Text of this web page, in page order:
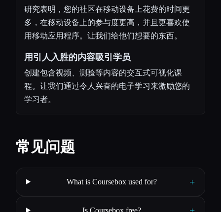
研究表明，您的社区在移动设备上花费的时间更
多，在移动设备上的参与度更高，并且更喜欢使
用移动应用程序。让我们给他们想要的东西。
用引人入胜的内容吸引学员
创建包含视频、测验等内容的交互式可视化课
程。让我们通过令人兴奋的电子学习来激励您的
学习者。
常见问题
What is Coursebox used for? +
Is Coursebox free?